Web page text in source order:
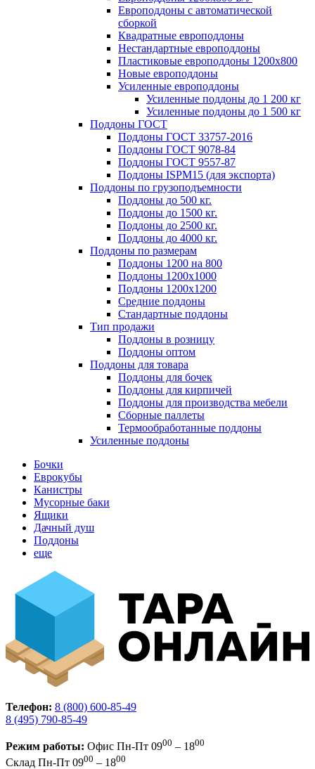
Европоддоны с автоматической
сборкой
Квадратные европоддоны
Нестандартные европоддоны
Пластиковые европоддоны 1200х800
Новые европоддоны
Усиленные европоддоны
Усиленные поддоны до 1 200 кг
Усиленные поддоны до 1 500 кг
Поддоны ГОСТ
Поддоны ГОСТ 33757-2016
Поддоны ГОСТ 9078-84
Поддоны ГОСТ 9557-87
Поддоны ISPM15 (для экспорта)
Поддоны по грузоподъемности
Поддоны до 500 кг.
Поддоны до 1500 кг.
Поддоны до 2500 кг.
Поддоны до 4000 кг.
Поддоны по размерам
Поддоны 1200 на 800
Поддоны 1200х1000
Поддоны 1200х1200
Средние поддоны
Стандартные поддоны
Тип продажи
Поддоны в розницу
Поддоны оптом
Поддоны для товара
Поддоны для бочек
Поддоны для кирпичей
Поддоны для производства мебели
Сборные паллеты
Термообработанные поддоны
Усиленные поддоны
Бочки
Еврокубы
Канистры
Мусорные баки
Ящики
Дачный душ
Поддоны
еще
Телефон: 8 (800) 600-85-49
8 (495) 790-85-49
Режим работы: Офис Пн-Пт 0900 – 1800
Склад Пн-Пт 0900 – 1800